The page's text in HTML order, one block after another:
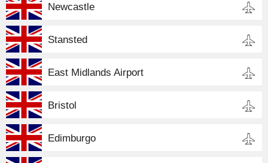
Newcastle
Stansted
East Midlands Airport
Bristol
Edimburgo